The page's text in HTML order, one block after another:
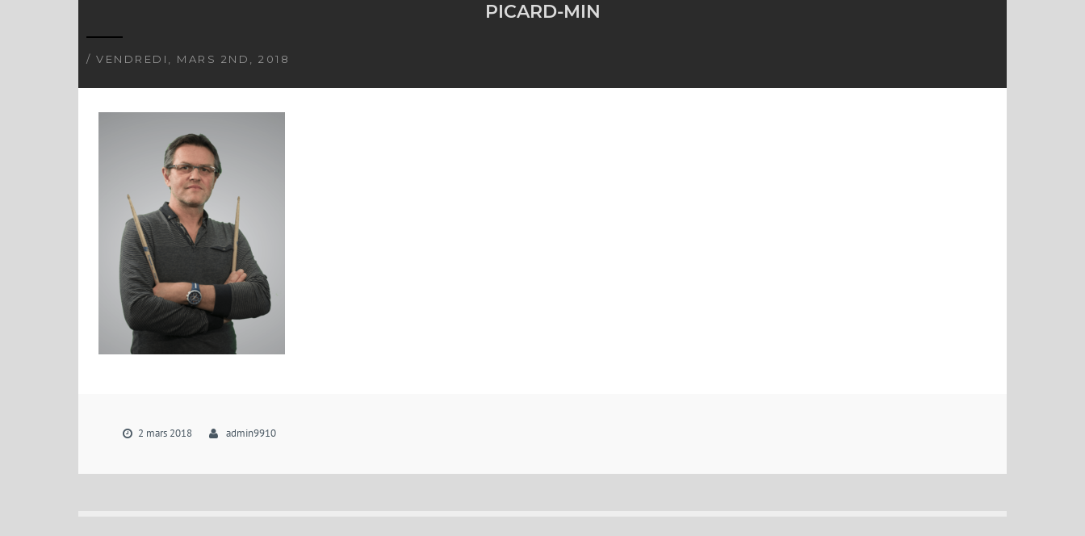
PICARD-MIN
/ VENDREDI, MARS 2ND, 2018
2 mars 2018 admin9910